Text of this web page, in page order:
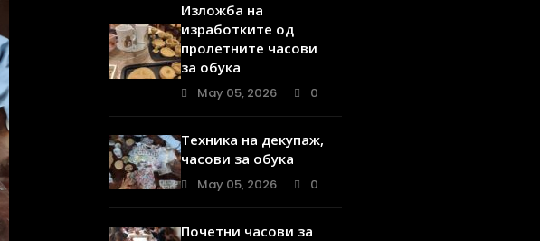
Изложба на
изработките од
пролетните часови
за обука
May 05, 2026 0
Техника на декупаж,
часови за обука
May 05, 2026 0
Почетни часови за